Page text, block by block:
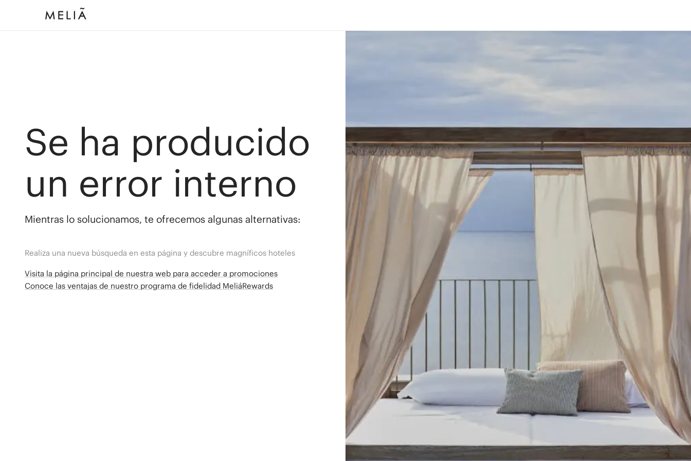
Se ha producido
un error interno
Mientras lo solucionamos, te ofrecemos algunas alternativas:
Realiza una nueva búsqueda en esta página y descubre magníficos hoteles
Visita la página principal de nuestra web para acceder a promociones
Conoce las ventajas de nuestro programa de fidelidad MeliáRewards